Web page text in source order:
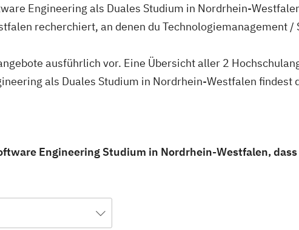
Engineering als Duales Studium in Nordrhein-
recherchiert, an denen du Technologiemanagement /
ausführlich vor. Eine Übersicht aller 2
als Duales Studium in Nordrhein-Westfalen findest
Engineering Studium in Nordrhein-Westfalen,